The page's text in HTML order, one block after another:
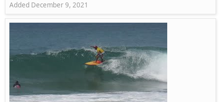
Added December 9, 2021